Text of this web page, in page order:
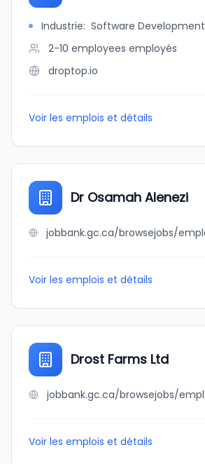
Industrie: Software Development
2-10 employees employés
droptop.io
Voir les emplois et détails
Dr Osamah Alenezi
Voir les emplois et détails
Drost Farms Ltd
Voir les emplois et détails